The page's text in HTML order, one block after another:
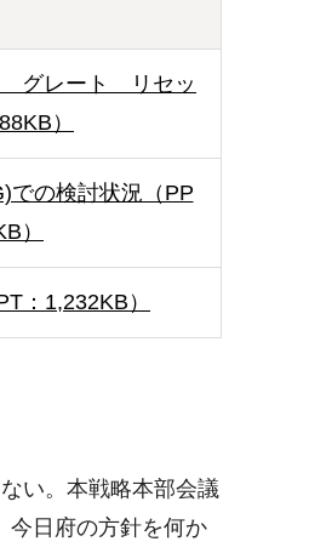
グレート リセッ
）
での検討状況（PP
）
：1,232KB）
い。本戦略本部会議
今日府の方針を何か